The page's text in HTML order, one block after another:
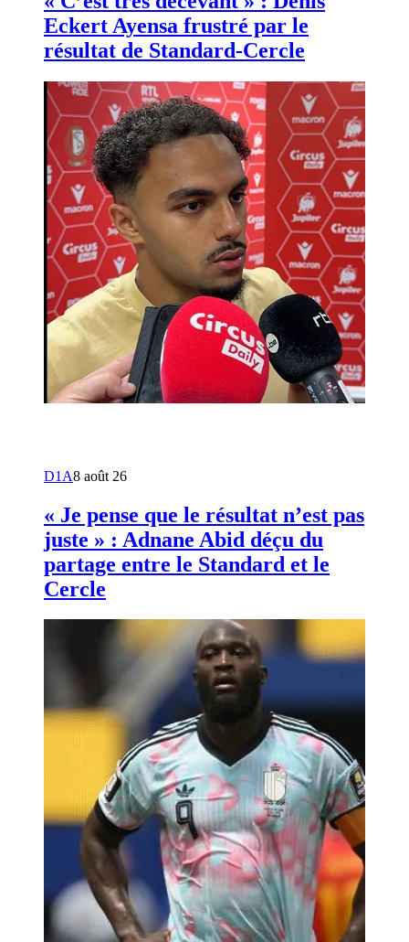
Eckert Ayensa frustré par le
résultat de Standard-Cercle
D1A8 août 26
« Je pense que le résultat n’est pas
juste » : Adnane Abid déçu du
partage entre le Standard et le
Cercle